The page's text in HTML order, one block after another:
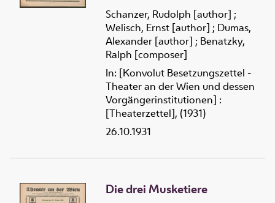
Schanzer, Rudolph [author] ;
Welisch, Ernst [author] ; Dumas,
Alexander [author] ; Benatzky,
Ralph [composer]
In: [Konvolut Besetzungszettel -
Theater an der Wien und dessen
Vorgängerinstitutionen] :
[Theaterzettel], (1931)
26.10.1931
Die drei Musketiere